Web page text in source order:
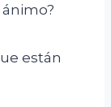
están